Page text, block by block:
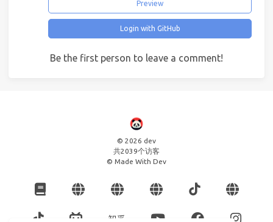
Preview
Login with GitHub
Be the first person to leave a comment!
© 2026 dev
共2039个访客
© Made With Dev